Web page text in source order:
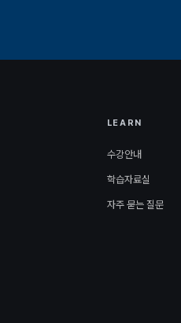
LEARN
수강안내
학습자료실
자주 묻는 질문